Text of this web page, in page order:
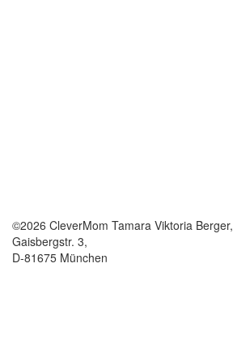
©2026 CleverMom Tamara Viktoria Berger,
Gaisbergstr. 3,
D-81675 München